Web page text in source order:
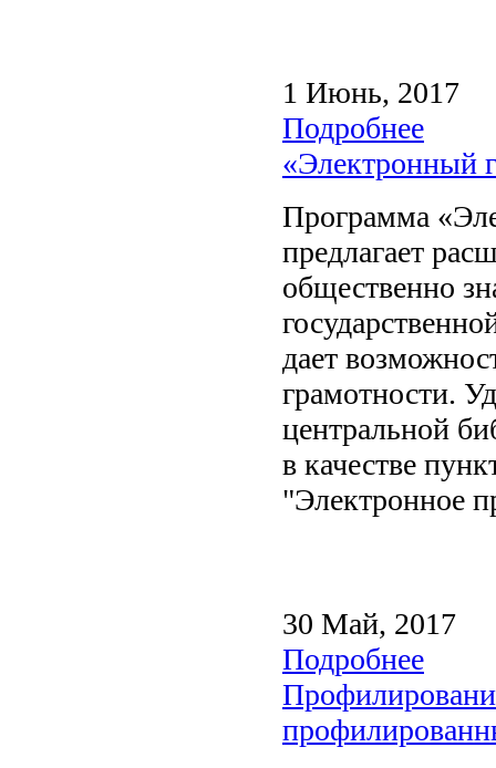
1 Июнь, 2017
Подробнее
«Электронный
Программа
предлагает
общественно
дает
грамотности.
центральной
в качестве
"Электронное
30 Май, 2017
Подробнее